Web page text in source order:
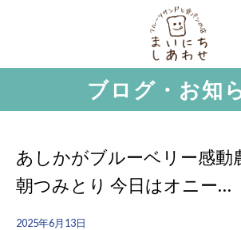
ブログ・お知
あしかがブルーベリー感動
朝つみとり 今日はオニー…
2025年6月13日